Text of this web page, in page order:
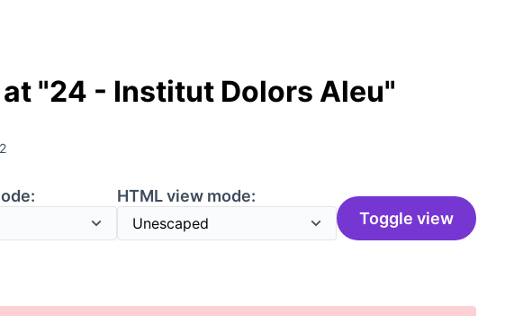
"24 - Institut Dolors Aleu"
HTML view mode:
Toggle view